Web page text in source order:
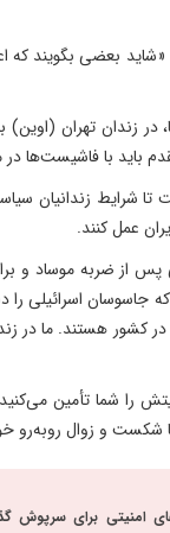
«شاید بعضی بگویند
زندان تهران
باید با فاشیست‌ها در
شرایط زندانیان
عمل کنند.
پس از ضربه موساد و
جاسوسان اسرائیلی
کشور هستند. ما در
را شما تأمین
شکست و زوال روبه‌رو
امنیتی برای سرپوش